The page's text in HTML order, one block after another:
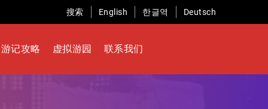
搜索 English 한글역 Deutsch
游记攻略 虚拟游园 联系我们